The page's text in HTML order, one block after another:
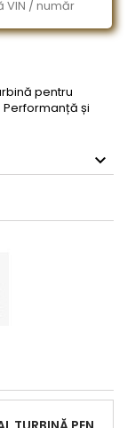
VIN / număr
pentru
Performanță și